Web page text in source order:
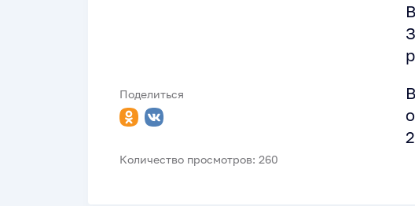
Поделиться
Количество просмотров: 260